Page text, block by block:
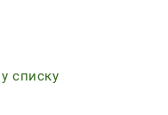
списку